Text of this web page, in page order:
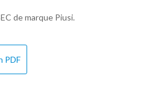
de marque Piusi.
PDF